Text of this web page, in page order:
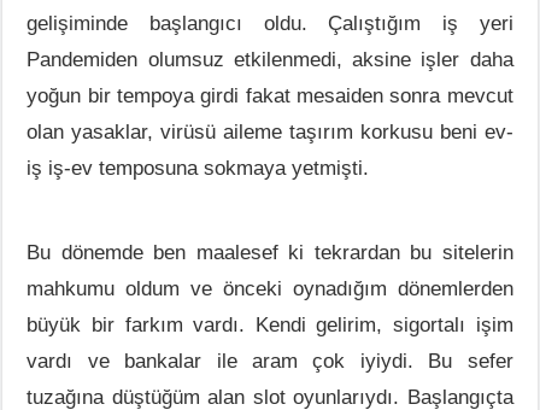
gelişiminde başlangıcı oldu. Çalıştığım iş yeri
Pandemiden olumsuz etkilenmedi, aksine işler daha
yoğun bir tempoya girdi fakat mesaiden sonra mevcut
olan yasaklar, virüsü aileme taşırım korkusu beni ev-
iş iş-ev temposuna sokmaya yetmişti.
Bu dönemde ben maalesef ki tekrardan bu sitelerin
mahkumu oldum ve önceki oynadığım dönemlerden
büyük bir farkım vardı. Kendi gelirim, sigortalı işim
vardı ve bankalar ile aram çok iyiydi. Bu sefer
tuzağına düştüğüm alan slot oyunlarıydı. Başlangıçta